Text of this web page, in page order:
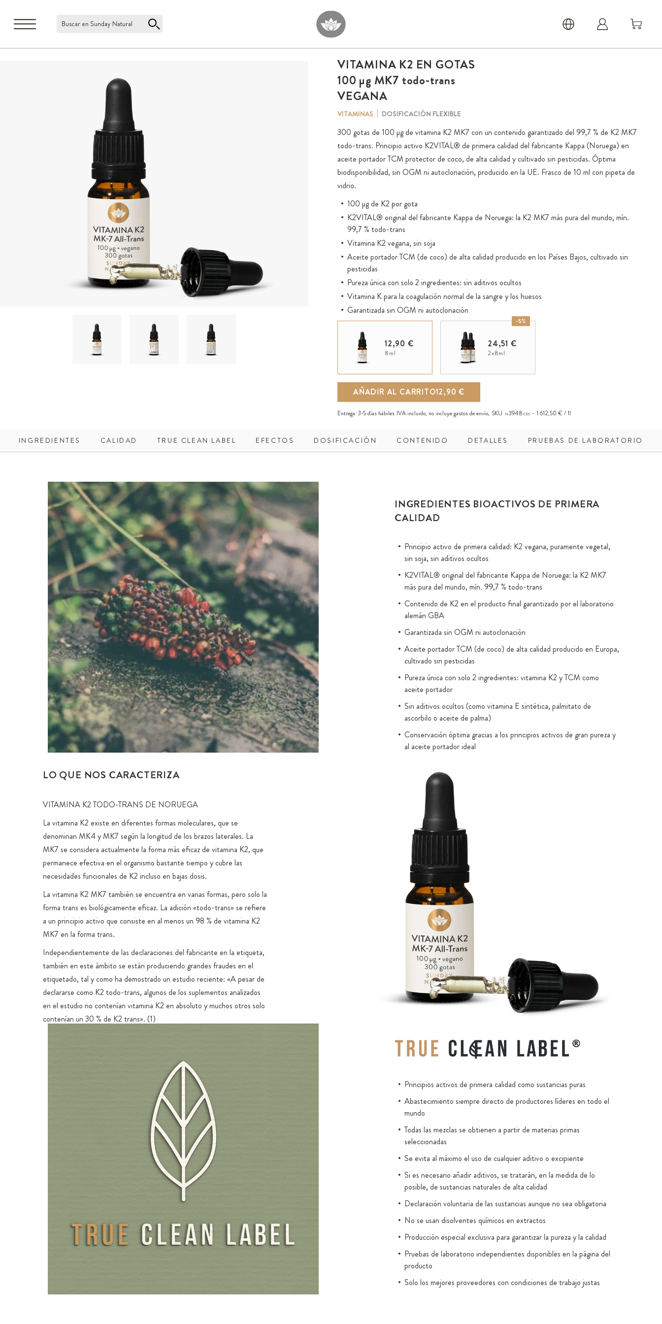
Buscar en Sunday Natural
VITAMINA K2 EN GOTAS
100 µg MK7 todo-trans
VEGANA
VITAMINAS DOSIFICACIÓN FLEXIBLE
300 gotas de 100 µg de vitamina K2 MK7 con un contenido garantizado del 99,7 % de K2 MK7
todo-trans. Principio activo K2VITAL® de primera calidad del fabricante Kappa (Noruega) en
aceite portador TCM protector de coco, de alta calidad y cultivado sin pesticidas. Óptima
biodisponibilidad, sin OGM ni autoclonación, producido en la UE. Frasco de 10 ml con pipeta de
vidrio.
100 µg de K2 por gota
K2VITAL® original del fabricante Kappa de Noruega: la K2 MK7 más pura del mundo, mín.
99,7 % todo-trans
Vitamina K2 vegana, sin soja
Aceite portador TCM (de coco) de alta calidad producido en los Países Bajos, cultivado sin
pesticidas
Pureza única con solo 2 ingredientes: sin aditivos ocultos
Vitamina K para la coagulación normal de la sangre y los huesos
Garantizada sin OGM ni autoclonación
Conservación óptima de los principios activos gracias a la pureza y al aceite portador ideal
Directamente bioactivo gracias a la base de aceite: la K2 liposoluble ya se absorbe en boca
Frasco de vidrio ecológico con pipeta de vidrio para una dosificación práctica
Ideal para niños y para la combinación libre con el socio activo vitamina D3
12,90 €
8ml
-5%
24,51 €
2x8ml
AÑADIR AL CARRITO12,90 €
Entrega: 3-5 días hábiles IVA incluido, no incluyegastos de envío, SKU N3948CES 1.612,50 € / 1l
INGREDIENTES CALIDAD TRUE CLEAN LABEL EFECTOS DOSIFICACIÓN CONTENIDO DETALLES PRUEBAS DE LABORATORIO
INGREDIENTES BIOACTIVOS DE PRIMERA
CALIDAD
Principio activo de primera calidad: K2 vegana, puramente vegetal,
sin soja, sin aditivos ocultos
K2VITAL® original del fabricante Kappa de Noruega: la K2 MK7
más pura del mundo, mín. 99,7 % todo-trans
Contenido de K2 en el producto final garantizado por el laboratorio
alemán GBA
Garantizada sin OGM ni autoclonación
Aceite portador TCM (de coco) de alta calidad producido en Europa,
cultivado sin pesticidas
Pureza única con solo 2 ingredientes: vitamina K2 y TCM como
aceite portador
Sin aditivos ocultos (como vitamina E sintética, palmitato de
ascorbilo o aceite de palma)
Conservación óptima gracias a los principios activos de gran pureza y
al aceite portador ideal
liposoluble ya se absorbe en boca
100 µg de K2 por gota
K2VITAL® es una marca registrada de Kappa Bioscience AS
LO QUE NOS CARACTERIZA
VITAMINA K2 TODO-TRANS DE NORUEGA
La vitamina K2 existe en diferentes formas moleculares, que se
denominan MK4 y MK7 según la longitud de los brazos laterales. La
MK7 se considera actualmente la forma más eficaz de vitamina K2, que
permanece efectiva en el organismo bastante tiempo y cubre las
necesidades funcionales de K2 incluso en bajas dosis.
La vitamina K2 MK7 también se encuentra en varias formas, pero solo la
forma trans es biológicamente eficaz. La adición «todo-trans» se refiere
a un principio activo que consiste en al menos un 98 % de vitamina K2
MK7 en la forma trans.
Independientemente de las declaraciones del fabricante en la etiqueta,
también en este ámbito se están produciendo grandes fraudes en el
etiquetado, tal y como ha demostrado un estudio reciente: «A pesar de
declararse como K2 todo-trans, algunos de los suplementos analizados
en el estudio no contenían vitamina K2 en absoluto y muchos otros solo
contenían un 30 % de K2 trans». (1)
99,7 % de MK7 todo-trans para el contenido declarado de vitamina K2.
Este nivel de pureza alto y constante está garantizado por una prueba
de laboratorio especial desarrollada en Noruega.
ACEITE PORTADOR DE TCM PARA UNA PROTECCIÓN
ÓPTIMA Y UNA MEJOR ABSORCIÓN
La vitamina K2 es una vitamina liposoluble y solo puede ser absorbida
por el organismo junto con grasas. Por ello, la vitamina K2 en gotas
Sunday Natural presenta como aceite portador un aceite TCM de alta
calidad producido en los Países Bajos a base de aceite de coco. A
diferencia de otros aceites portadores como el aceite de oliva o agentes
de prensado de comprimidos como el carbonato cálcico, el aceite TCM
opción para proteger el principio activo, ya que los ácidos grasos de
cadena media del aceite portador también representan un valioso
Mientras que las cápsulas y los comprimidos tienen que disolverse
Principios activos de primera calidad como sustancias puras
Abastecimiento siempre directo de productores líderes en todo el
mundo
Todas las mezclas se obtienen a partir de materias primas
seleccionadas
Se evita al máximo el uso de cualquier aditivo o excipiente
Si es necesario añadir aditivos, se tratarán, en la medida de lo
posible, de sustancias naturales de alta calidad
Declaración voluntaria de las sustancias aunque no sea obligatoria
No se usan disolventes químicos en extractos
Producción especial exclusiva para garantizar la pureza y la calidad
Pruebas de laboratorio independientes disponibles en la página del
producto
Solo los mejores proveedores con condiciones de trabajo justas